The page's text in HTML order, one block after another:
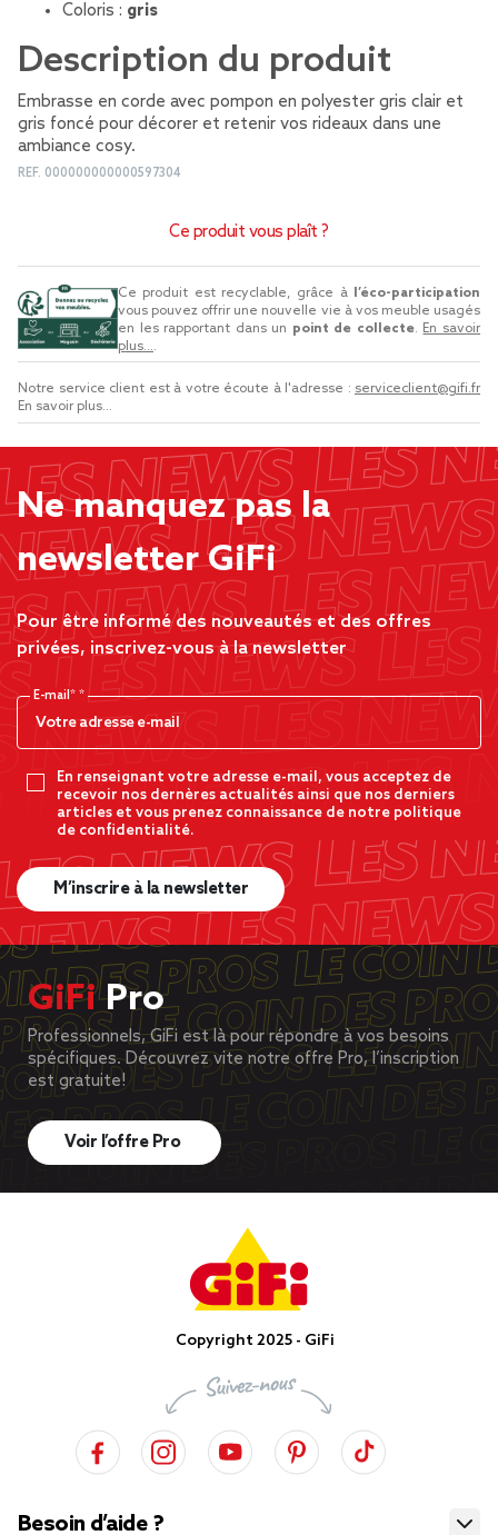
Coloris : gris
Description du produit
Embrasse en corde avec pompon en polyester gris clair et
gris foncé pour décorer et retenir vos rideaux dans une
ambiance cosy.
REF. 000000000000597304
Ce produit vous plaît ?
Ce produit est recyclable, grâce à
l’éco-participation
vous pouvez offrir une nouvelle vie à vos meuble usagés
en les rapportant dans un point de collecte. En savoir
plus....
Notre service client est à votre écoute à l'adresse : serviceclient@gifi.fr
En savoir plus...
Ne manquez pas la
newsletter GiFi
Pour être informé des nouveautés et des offres
privées, inscrivez-vous à la newsletter
E-mail*
En renseignant votre adresse e-mail, vous acceptez de
recevoir nos dernères actualités ainsi que nos derniers
articles et vous prenez connaissance de notre politique
de confidentialité.
M’inscrire à la newsletter
GiFiPro
Professionnels, GiFi est là pour répondre à vos besoins
spécifiques. Découvrez vite notre offre Pro, l’inscription
est gratuite!
Voir l’offre Pro
Copyright 2025 - GiFi
Besoin d’aide ?